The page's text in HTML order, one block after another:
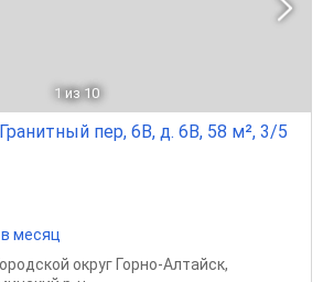
1 из 10
пер, 6В, д. 6В, 58 м², 3/5
месяц
округ Горно-Алтайск,